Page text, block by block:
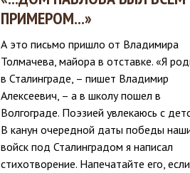
ПРИМЕРОМ...»
А это письмо пришло от Владимира
Толмачева, майора в отставке. «Я
в Сталинграде, – пишет Владимир
Алексеевич, – а в школу пошел в
Волгограде. Поэзией увлекаюсь с
В канун очередной даты победы
войск под Сталинградом я написал
стихотворение. Напечатайте его, если